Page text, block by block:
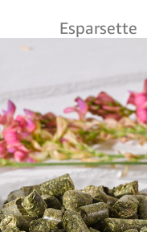
Esparsette